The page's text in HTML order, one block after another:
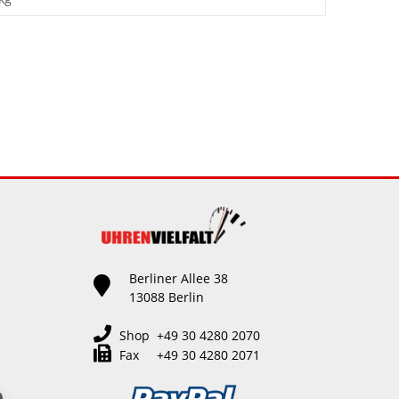
Berliner Allee 38
13088 Berlin
Shop +49 30 4280 2070
Fax +49 30 4280 2071